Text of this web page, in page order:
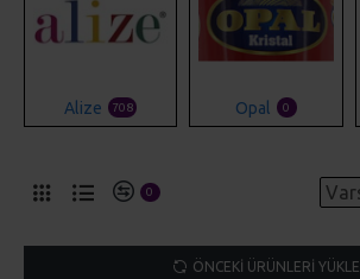
Alize 708 Opal 0
0
ÖNCEKI ÜRÜNLERI YÜKLE